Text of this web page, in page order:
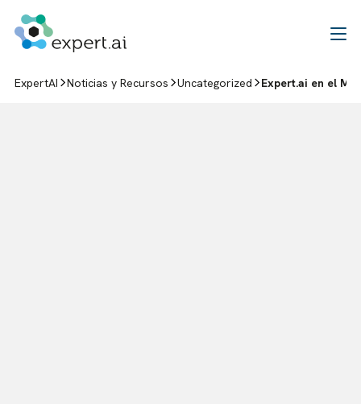
ExpertAI Noticias y Recursos Uncategorized Expert.ai en el